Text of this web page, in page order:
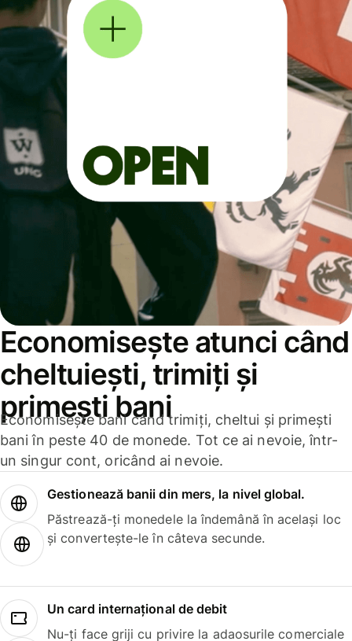
Economisește atunci când
cheltuiești, trimiți și
primești bani
Economisește bani când trimiți, cheltui și primești
bani în peste 40 de monede. Tot ce ai nevoie, într-
un singur cont, oricând ai nevoie.
Gestionează banii din mers, la nivel global.
Păstrează-ți monedele la îndemână în același loc
și convertește-le în câteva secunde.
Un card internațional de debit
Nu-ți face griji cu privire la adaosurile comerciale